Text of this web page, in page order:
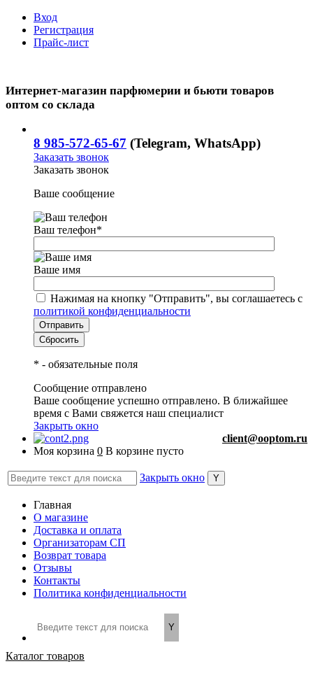
Вход
Регистрация
Прайс-лист
Интернет-магазин парфюмерии и бьюти товаров
оптом со склада
8 985-572-65-67 (Telegram, WhatsApp)
Заказать звонок
Заказать звонок
Ваше сообщение
Ваш телефон*
Ваше имя
Нажимая на кнопку "Отправить", вы соглашаетесь с
политикой конфиденциальности
* - обязательные поля
Сообщение отправлено
Ваше сообщение успешно отправлено. В ближайшее
время с Вами свяжется наш специалист
Закрыть окно
client@ooptom.ru
Моя корзина 0 В корзине пусто
Закрыть окно
Главная
О магазине
Доставка и оплата
Организаторам СП
Возврат товара
Отзывы
Контакты
Политика конфиденциальности
Каталог товаров